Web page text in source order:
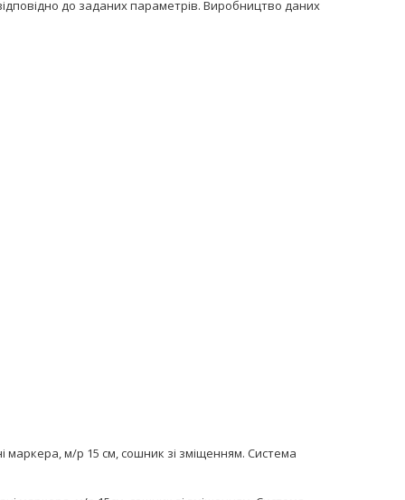
до заданих параметрів. Виробництво даних
маркера, м/р 15 см, сошник зі зміщенням. Система